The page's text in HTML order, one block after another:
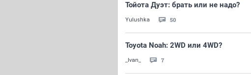
Тойота Дуэт: брать или не надо?
Yulushka 50
Toyota Noah: 2WD или 4WD?
_Ivan_ 7